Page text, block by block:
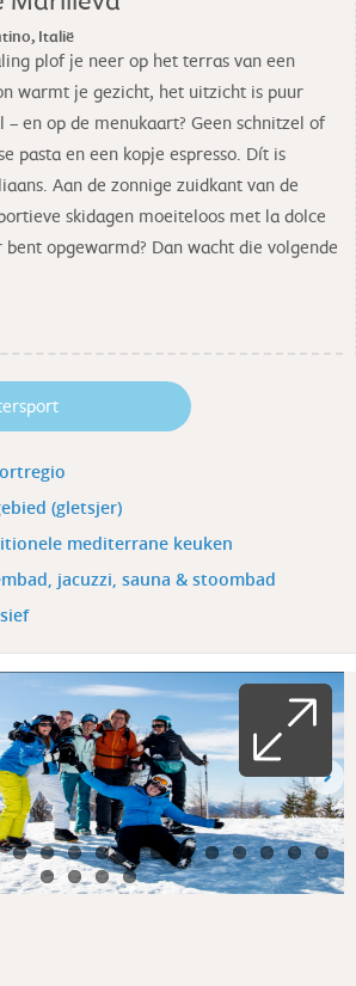
Italië
plof je neer op het terras van een
warmt je gezicht, het uitzicht is puur
en op de menukaart? Geen schnitzel of
pasta en een kopje espresso. Dít is
Aan de zonnige zuidkant van de
skidagen moeiteloos met la dolce
opgewarmd? Dan wacht die volgende
(gletsjer)
mediterrane keuken
jacuzzi, sauna & stoombad